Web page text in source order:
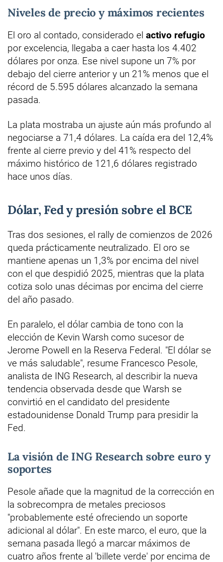
Niveles de precio y máximos recientes
El oro al contado, considerado el activo refugio
por excelencia, llegaba a caer hasta los 4.402
dólares por onza. Ese nivel supone un 7% por
debajo del cierre anterior y un 21% menos que el
récord de 5.595 dólares alcanzado la semana
pasada.
La plata mostraba un ajuste aún más profundo al
negociarse a 71,4 dólares. La caída era del 12,4%
frente al cierre previo y del 41% respecto del
máximo histórico de 121,6 dólares registrado
hace unos días.
Dólar, Fed y presión sobre el BCE
Tras dos sesiones, el rally de comienzos de 2026
queda prácticamente neutralizado. El oro se
mantiene apenas un 1,3% por encima del nivel
con el que despidió 2025, mientras que la plata
cotiza solo unas décimas por encima del cierre
del año pasado.
En paralelo, el dólar cambia de tono con la
elección de Kevin Warsh como sucesor de
Jerome Powell en la Reserva Federal. "El dólar se
ve más saludable", resume Francesco Pesole,
analista de ING Research, al describir la nueva
tendencia observada desde que Warsh se
convirtió en el candidato del presidente
estadounidense Donald Trump para presidir la
Fed.
La visión de ING Research sobre euro y
soportes
Pesole añade que la magnitud de la corrección en
la sobrecompra de metales preciosos
"probablemente esté ofreciendo un soporte
adicional al dólar". En este marco, el euro, que la
semana pasada llegó a marcar máximos de
cuatro años frente al 'billete verde' por encima de